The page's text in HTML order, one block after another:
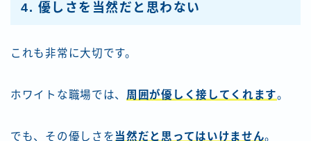
4. 優しさを当然だと思わない
これも非常に大切です。
ホワイトな職場では、 周囲が優しく接してくれます。
でも、その優しさを 当然だと思ってはいけません。